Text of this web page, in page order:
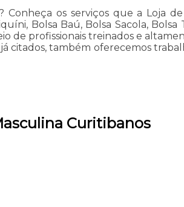
os serviços que a Loja
Bolsa Baú, Bolsa Sacola,
de profissionais treinados e
citados, também oferecemos
Curitibanos